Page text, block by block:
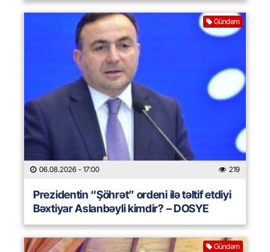
Gündəm
06.08.2026 - 17:00 219
Prezidentin “Şöhrət” ordeni ilə təltif etdiyi
Bəxtiyar Aslanbəyli kimdir? – DOSYE
Gündəm